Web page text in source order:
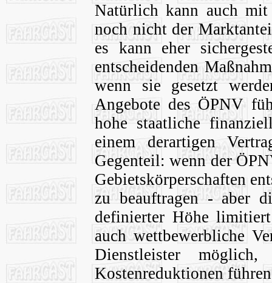
Natürlich kann auch mit
noch nicht der
es kann eher
entscheidenden
wenn sie gesetzt
Angebote des ÖPNV
hohe staatliche
einem derartigen
Gegenteil: wenn der
Gebietskörperschaften
zu beauftragen - aber
definierter Höhe
auch wettbewerbliche
Dienstleister
Kostenreduktionen